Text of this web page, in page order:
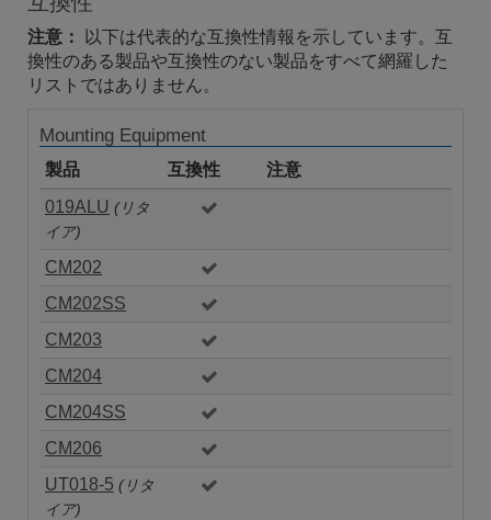
注意：
以下は代表的な互換性情報を示しています。互
換性のある製品や互換性のない製品をすべて網羅した
リストではありません。
Mounting Equipment
製品 互換性
注意
019ALU (リタ
イア)
CM202
CM202SS
CM203
CM204
CM204SS
CM206
UT018-5 (リタ
イア)